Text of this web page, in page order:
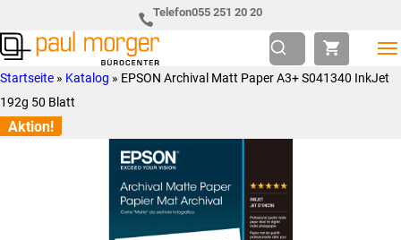
Hauptnavigation
springen
to
main
content
Telefon055 251 20 20
Paul
Morger
AG
so
individuell
wie
Startseite » Katalog » EPSON Archival Matt Paper A3+ S041340 InkJet
192g 50 Blatt
Aktion!